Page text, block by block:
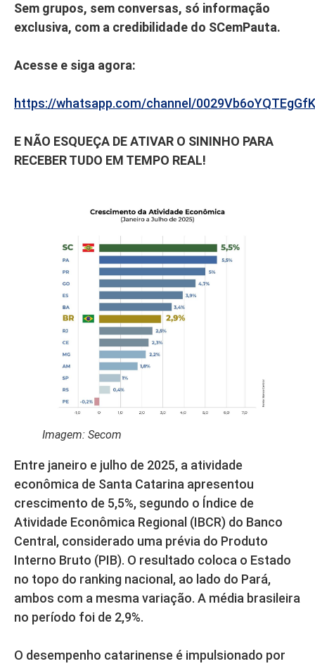
Sem grupos, sem conversas, só informação
exclusiva, com a credibilidade do SCemPauta.
Acesse e siga agora:
https://whatsapp.com/channel/
E NÃO ESQUEÇA DE ATIVAR O SININHO PARA
RECEBER TUDO EM TEMPO REAL!
Imagem: Secom
Entre janeiro e julho de 2025, a atividade
econômica de Santa Catarina apresentou
crescimento de 5,5%, segundo o Índice de
Atividade Econômica Regional (IBCR) do Banco
Central, considerado uma prévia do Produto
Interno Bruto (PIB). O resultado coloca o Estado
no topo do ranking nacional, ao lado do Pará,
ambos com a mesma variação. A média brasileira
no período foi de 2,9%.
O desempenho catarinense é impulsionado por